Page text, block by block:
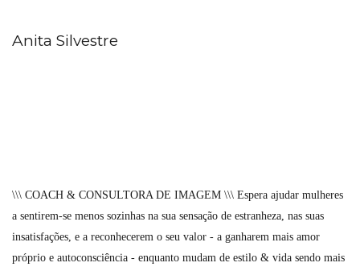
Anita Silvestre
\\\ COACH & CONSULTORA DE IMAGEM \\\ Espera ajudar mulheres
a sentirem-se menos sozinhas na sua sensação de estranheza, nas suas
insatisfações, e a reconhecerem o seu valor - a ganharem mais amor
próprio e autoconsciência - enquanto mudam de estilo & vida sendo mais